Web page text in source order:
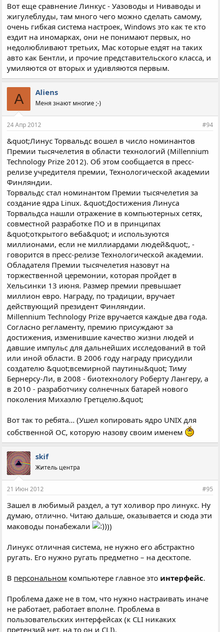
Вот еще сравнение Линкус - Уазоводы и Ниваводы и
жигулеблуды, там много чего можно сделать самому,
очень гибкая система настроек, Windows это как те кто
ездит на иномарках, они не понимают первых, но
недолюбливают третьих, Мас которые ездят на таких
авто как Бентли, и прочие представительского класса, и
умиляются от вторых и удивляются первым.
A Aliens
Меня знают многие ;-)
24 Апр 2012 #94
&quot;Линус Торвальдс вошел в число номинантов
Премии тысячелетия в области технологий (Millennium
Technology Prize 2012). Об этом сообщается в пресс-
релизе учредителя премии, Технологической академии
Финляндии.
Торвальдс стал номинантом Премии тысячелетия за
создание ядра Linux. &quot;Достижения Линуса
Торвальдса нашли отражение в компьютерных сетях,
совместной разработке ПО и в принципах
&quot;открытого веба&quot; и используются
миллионами, если не миллиардами людей&quot;, -
говорится в пресс-релизе Технологической академии.
Обладателя Премии тысячелетия назовут на
торжественной церемонии, которая пройдет в
Хельсинки 13 июня. Размер премии превышает
миллион евро. Награду, по традиции, вручает
действующий президент Финляндии.
Millennium Technology Prize вручается каждые два года.
Согласно регламенту, премию присуждают за
достижения, изменившие качество жизни людей и
давшие импульс для дальнейших исследований в той
или иной области. В 2006 году награду присудили
создателю &quot;всемирной паутины&quot; Тиму
Бернерсу-Ли, в 2008 - биотехнологу Роберту Лангеру, а
в 2010 - разработчику солнечных батарей нового
поколения Михаэлю Гретцелю.&quot;
Вот так то ребята... (Ушел копировать ядро UNIX для
собственной ОС, которую назову своим именем
skif
Житель центра
21 Июн 2012 #95
Зашел в любимый раздел, а тут холивор про линукс. Ну
думаю, отлично. Читаю дальше, оказывается и сюда эти
маководы понабежали
))
Линукс отличная система, не нужно его абстрактно
ругать. Его нужно ругать предметно – на десктопе.
В персональном компьютере главное это интерфейс.
Проблема даже не в том, что нужно настраивать иначе
не работает, работает вполне. Проблема в
пользовательских интерфейсах (к CLI никаких
претензий нет, на то он и CLI).